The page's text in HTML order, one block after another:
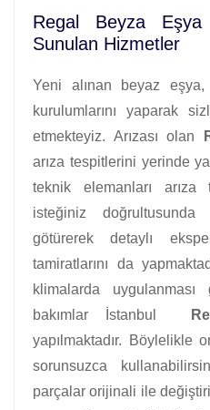
Regal Beyza Eşya
Sunulan Hizmetler
Yeni alınan beyaz
kurulumlarını yaparak
etmekteyiz. Arızası olan
arıza tespitlerini yerinde
teknik elemanları
isteğiniz doğrultusunda
götürerek detaylı
tamiratlarını da
klimalarda uygulanması
bakımlar İstanbul
yapılmaktadır. Böylelikle
sorunsuzca
parçalar orijinali ile